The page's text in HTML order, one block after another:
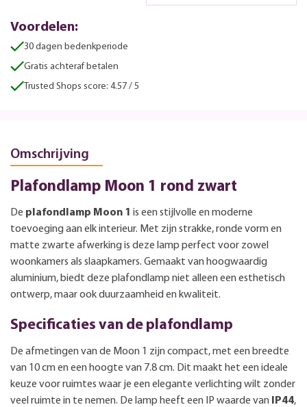
Voordelen:
30 dagen bedenkperiode
Gratis achteraf betalen
Trusted Shops score: 4.57 / 5
Omschrijving
Plafondlamp Moon 1 rond zwart
De plafondlamp Moon 1 is een stijlvolle en moderne
toevoeging aan elk interieur. Met zijn strakke, ronde vorm en
matte zwarte afwerking is deze lamp perfect voor zowel
woonkamers als slaapkamers. Gemaakt van hoogwaardig
aluminium, biedt deze plafondlamp niet alleen een esthetisch
ontwerp, maar ook duurzaamheid en kwaliteit.
Specificaties van de plafondlamp
De afmetingen van de Moon 1 zijn compact, met een breedte
van 10 cm en een hoogte van 7.8 cm. Dit maakt het een ideale
keuze voor ruimtes waar je een elegante verlichting wilt zonder
veel ruimte in te nemen. De lamp heeft een IP waarde van
IP44,